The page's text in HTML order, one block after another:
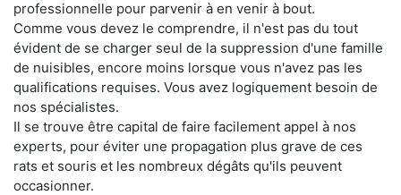
professionnelle pour parvenir à en venir à bout.
Comme vous devez le comprendre, il n'est pas du tout
évident de se charger seul de la suppression d'une famille
de nuisibles, encore moins lorsque vous n'avez pas les
qualifications requises. Vous avez logiquement besoin de
nos spécialistes.
Il se trouve être capital de faire facilement appel à nos
experts, pour éviter une propagation plus grave de ces
rats et souris et les nombreux dégâts qu'ils peuvent
occasionner.